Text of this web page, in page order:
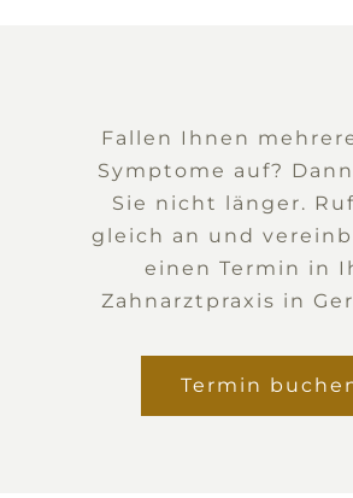
Fallen Ihnen
Symptome auf?
Sie nicht länger.
gleich an und
einen Termin in
Zahnarztpraxis in
Termin